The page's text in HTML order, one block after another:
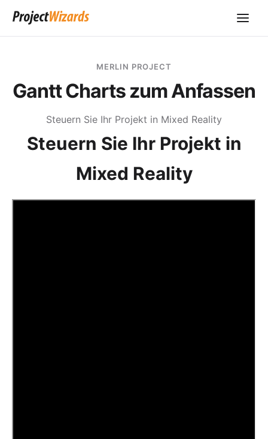
MERLIN PROJECT
Gantt Charts zum Anfassen
Steuern Sie Ihr Projekt in Mixed Reality
Steuern Sie Ihr Projekt in
Mixed Reality